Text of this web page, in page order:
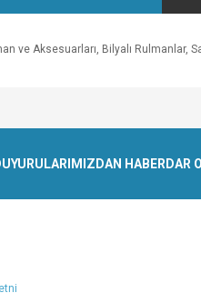
ve Aksesuarları, Bilyalı Rulmanlar,
kalitesiz, bozuk veya